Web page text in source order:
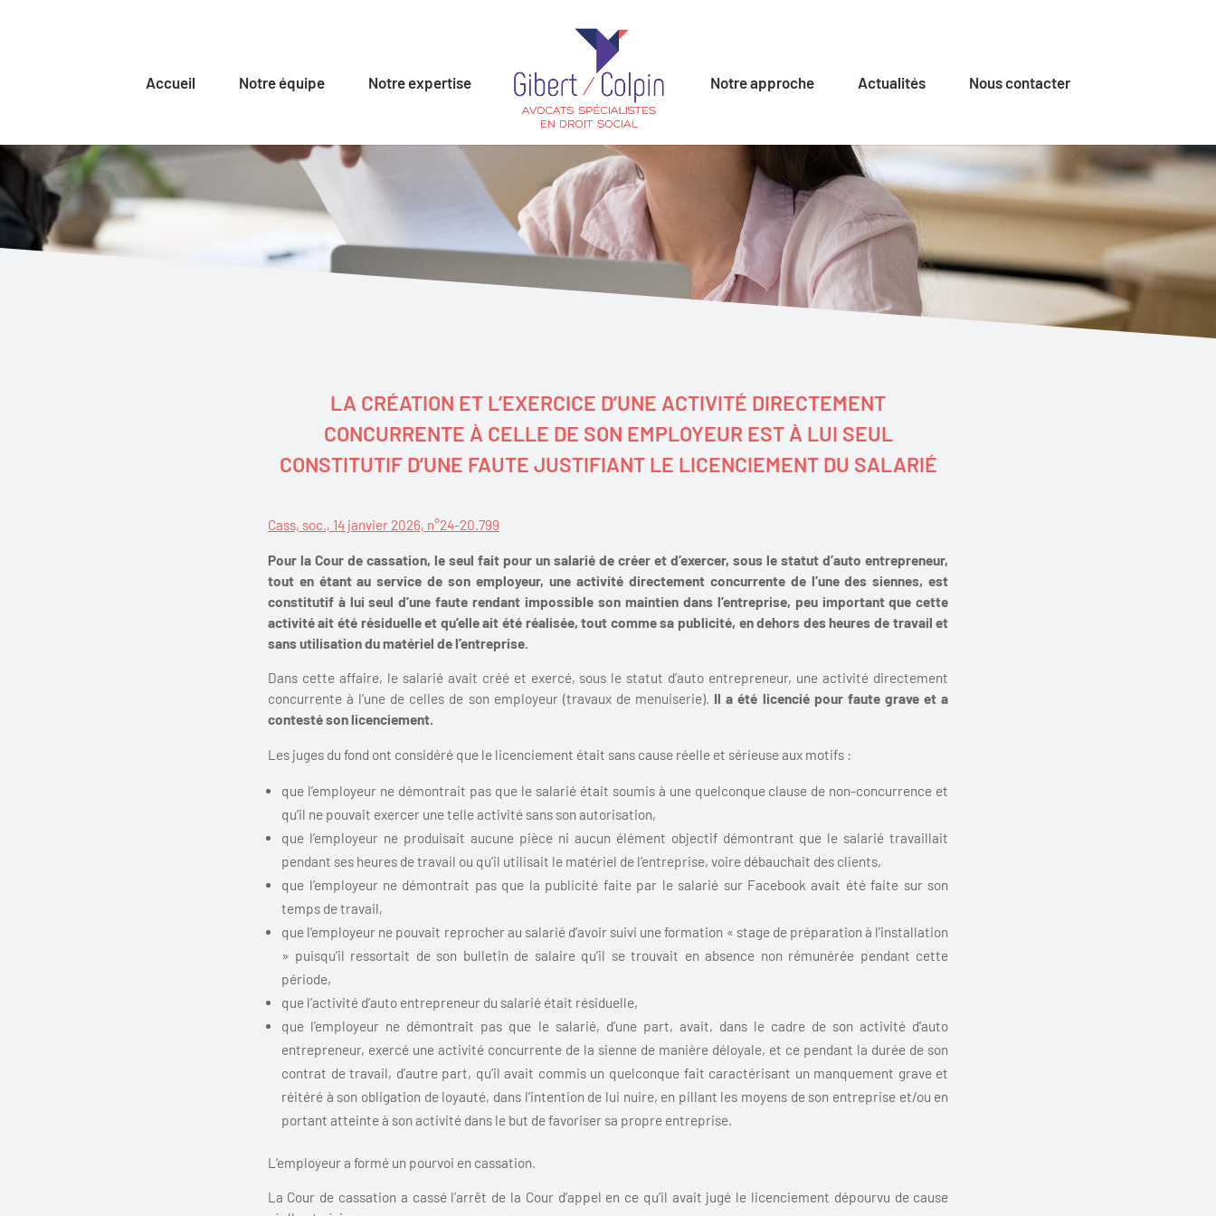
Accueil Notre équipe Notre expertise Notre approche Actualités Nous contacter
LA CRÉATION ET L’EXERCICE D’UNE ACTIVITÉ DIRECTEMENT
CONCURRENTE À CELLE DE SON EMPLOYEUR EST À LUI SEUL
CONSTITUTIF D’UNE FAUTE JUSTIFIANT LE LICENCIEMENT DU SALARIÉ
Cass, soc., 14 janvier 2026, n°24-20.799
Pour la Cour de cassation, le seul fait pour un salarié de créer et d’exercer, sous le statut d’auto entrepreneur,
tout en étant au service de son employeur, une activité directement concurrente de l’une des siennes,est
constitutif à lui seul d’une faute rendant impossible son maintien dans l’entreprise, peu important que cette
activité ait été résiduelle et qu’elle ait été réalisée, tout comme sa publicité, en dehors des heures de travail et
sans utilisation du matériel de l’entreprise.
Dans cette affaire, le salarié avait créé et exercé, sous le statut d’auto entrepreneur, une activité directement
concurrente à l’une de celles de son employeur (travaux de menuiserie). Il a été licencié pour faute grave et a
contesté son licenciement.
Les juges du fond ont considéré que le licenciement était sans cause réelle et sérieuse aux motifs :
que l’employeur ne démontrait pas que le salarié était soumis à une quelconque clause de non-concurrence et
qu’il ne pouvait exercer une telle activité sans son autorisation,
que l’employeur ne produisait aucune pièce ni aucun élément objectif démontrant que le salarié travaillait
pendant ses heures de travail ou qu’il utilisait le matériel de l’entreprise, voire débauchait des clients,
que l’employeur ne démontrait pas que la publicité faite par le salarié sur Facebook avait été faite sur son
temps de travail,
que l’employeur ne pouvait reprocher au salarié d’avoir suivi une formation « stage de préparation à l’installation
» puisqu’il ressortait de son bulletin de salaire qu’il se trouvait en absence non rémunérée pendant cette
période,
que l’activité d’auto entrepreneur du salarié était résiduelle,
que l’employeur ne démontrait pas que le salarié, d’une part, avait, dans le cadre de son activité d’auto
entrepreneur, exercé une activité concurrente de la sienne de manière déloyale, et ce pendant la durée de son
contrat de travail, d’autre part, qu’il avait commis un quelconque fait caractérisant un manquement grave et
réitéré à son obligation de loyauté, dans l’intention de lui nuire, en pillant les moyens de son entreprise et/ou en
portant atteinte à son activité dans le but de favoriser sa propre entreprise.
L’employeur a formé un pourvoi en cassation.
La Cour de cassation a cassé l’arrêt de la Cour d’appel en ce qu’il avait jugé le licenciement dépourvu de cause